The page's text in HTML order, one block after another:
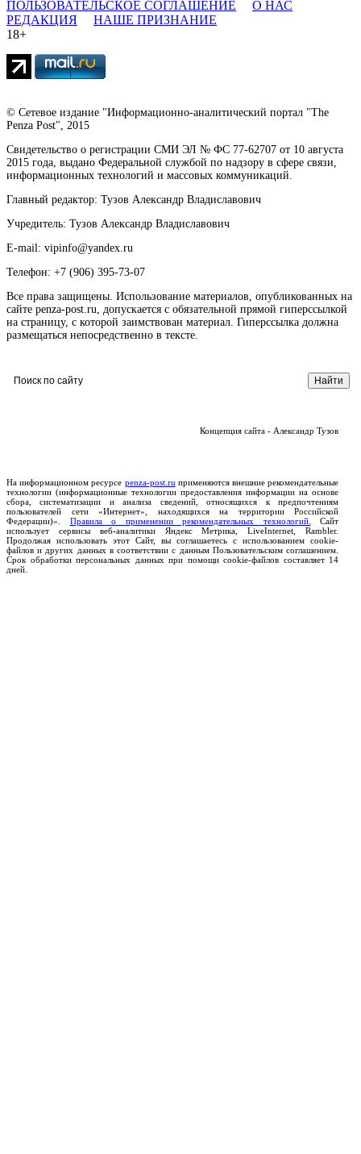
ПОЛЬЗОВАТЕЛЬСКОЕ СОГЛАШЕНИЕ
О НАС
РЕДАКЦИЯ
НАШЕ ПРИЗНАНИЕ
18+
© Сетевое издание "Информационно-аналитический портал "The
Penza Post", 2015
Свидетельство о регистрации СМИ ЭЛ № ФС 77-62707 от 10 августа
2015 года, выдано Федеральной службой по надзору в сфере связи,
информационных технологий и массовых коммуникаций.
Главный редактор: Тузов Александр Владиславович
Учредитель: Тузов Александр Владиславович
E-mail: vipinfo@yandex.ru
Телефон: +7 (906) 395-73-07
Все права защищены. Использование материалов, опубликованных на
сайте penza-post.ru, допускается с обязательной прямой гиперссылкой
на страницу, с которой заимствован материал. Гиперссылка должна
размещаться непосредственно в тексте.
Концепция сайта - Александр Тузов
На информационном ресурсе penza-post.ru применяются внешние рекомендательные
технологии (информационные технологии предоставления информации на основе
сбора, систематизации и анализа сведений, относящихся к предпочтениям
пользователей сети «Интернет», находящихся на территории Российской
Федерации)». Правила о применении рекомендательных технологий.
Сайт
использует сервисы веб-аналитики Яндекс Метрика, LiveInternet, Rambler.
Продолжая использовать этот Сайт, вы соглашаетесь с использованием cookie-
файлов и других данных в соответствии с данным Пользовательским соглашением.
Срок обработки персональных данных при помощи cookie-файлов составляет 14
дней.